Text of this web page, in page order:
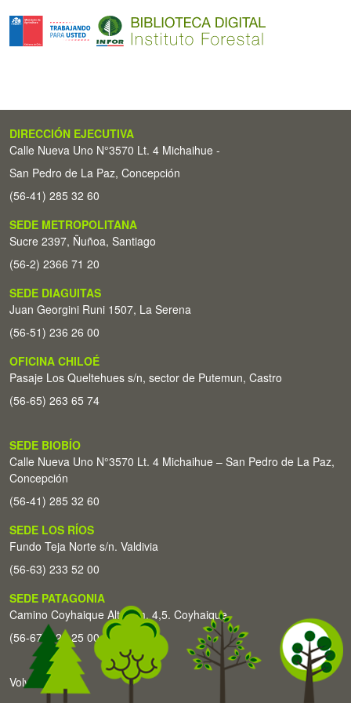
DIRECCIÓN EJECUTIVA
Calle Nueva Uno N°3570 Lt. 4 Michaihue -
San Pedro de La Paz, Concepción
(56-41) 285 32 60
SEDE METROPOLITANA
Sucre 2397, Ñuñoa, Santiago
(56-2) 2366 71 20
SEDE DIAGUITAS
Juan Georgini Runi 1507, La Serena
(56-51) 236 26 00
OFICINA CHILOÉ
Pasaje Los Queltehues s/n, sector de Putemun, Castro
(56-65) 263 65 74
SEDE BIOBÍO
Calle Nueva Uno N°3570 Lt. 4 Michaihue – San Pedro de La Paz,
Concepción
(56-41) 285 32 60
SEDE LOS RÍOS
Fundo Teja Norte s/n. Valdivia
(56-63) 233 52 00
SEDE PATAGONIA
Camino Coyhaique Alto Km. 4,5. Coyhaique
(56-67) 226 25 00
Volver arriba